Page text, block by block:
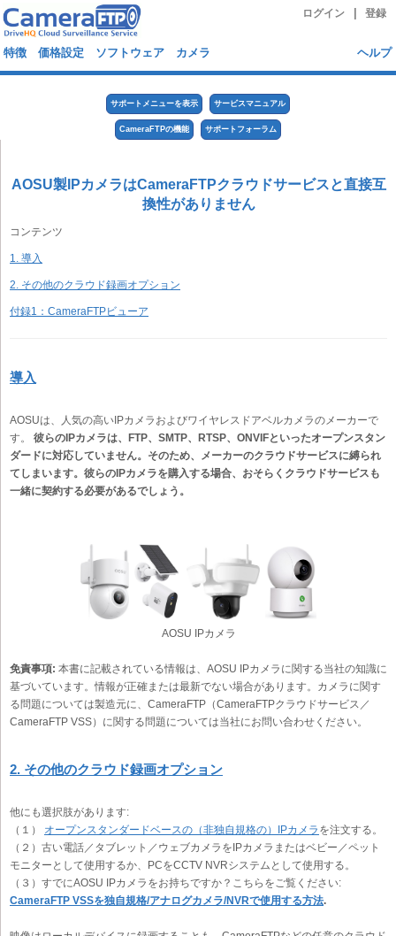
ログイン 登録
特徴 価格設定 ソフトウェア カメラ ヘルプ
サポートメニューを表示 サービスマニュアル
CameraFTPの機能 サポートフォーラム
AOSU製IPカメラはCameraFTPクラウドサービスと直接互
換性がありません
コンテンツ
1. 導入
2. その他のクラウド録画オプション
付録1：CameraFTPビューア
導入
AOSUは、人気の高いIPカメラおよびワイヤレスドアベルカメラのメーカーで
す。 彼らのIPカメラは、FTP、SMTP、RTSP、ONVIFといったオープンスタン
ダードに対応していません。そのため、メーカーのクラウドサービスに縛られ
てしまいます。彼らのIPカメラを購入する場合、おそらくクラウドサービスも
一緒に契約する必要があるでしょう。
AOSU IPカメラ
免責事項: 本書に記載されている情報は、AOSU IPカメラに関する当社の知識に
基づいています。情報が正確または最新でない場合があります。カメラに関す
る問題については製造元に、CameraFTP（CameraFTPクラウドサービス／
CameraFTP VSS）に関する問題については当社にお問い合わせください。
2. その他のクラウド録画オプション
他にも選択肢があります:
（１） オープンスタンダードベースの（非独自規格の）IPカメラ を注文する。
（２）古い電話／タブレット／ウェブカメラをIPカメラまたはベビー／ペット
モニターとして使用するか、PCをCCTV NVRシステムとして使用する。
（３）すでにAOSU IPカメラをお持ちですか？こちらをご覧ください:
CameraFTP VSSを独自規格/アナログカメラ/NVRで使用する方法.